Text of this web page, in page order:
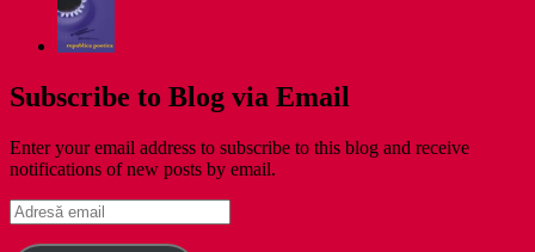
Subscribe to Blog via Email
Enter your email address to subscribe to this blog and receive
notifications of new posts by email.
Adresă
email